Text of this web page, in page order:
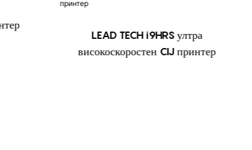
LEAD TECH i9HRS ултра
високоскоростен CIJ принтер